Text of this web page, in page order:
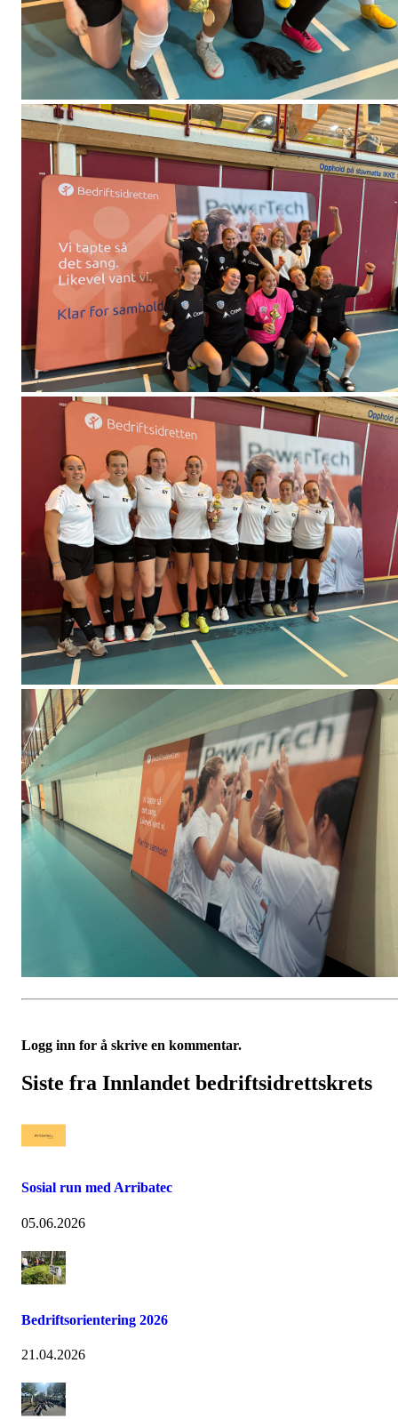
Logg inn for å skrive en kommentar.
Siste fra Innlandet bedriftsidrettskrets
Sosial run med Arribatec
05.06.2026
Bedriftsorientering 2026
21.04.2026